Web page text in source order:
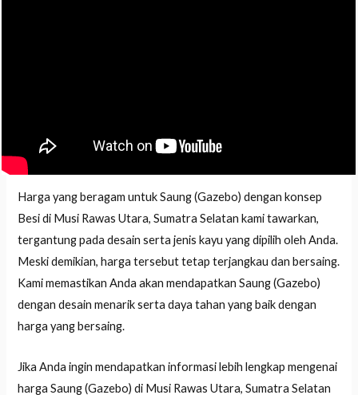
Harga yang beragam untuk Saung (Gazebo) dengan konsep
Besi di Musi Rawas Utara, Sumatra Selatan kami tawarkan,
tergantung pada desain serta jenis kayu yang dipilih oleh Anda.
Meski demikian, harga tersebut tetap terjangkau dan bersaing.
Kami memastikan Anda akan mendapatkan Saung (Gazebo)
dengan desain menarik serta daya tahan yang baik dengan
harga yang bersaing.
Jika Anda ingin mendapatkan informasi lebih lengkap mengenai
harga Saung (Gazebo) di Musi Rawas Utara, Sumatra Selatan